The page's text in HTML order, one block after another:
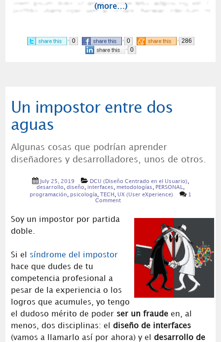
(more…)
0 0
286
0
Un impostor entre dos
aguas
Algunas cosas que podrían aprender
diseñadores y desarrolladores, unos de otros.
July 25, 2019 DCU (Diseño Centrado en el Usuario)
desarrollo
diseño interfaces metodologías PERSONAL
programación
psicología TECH UX (User eXperience)
1
Comment
Soy un impostor por partida
doble.
Si el síndrome del impostor
hace que dudes de tu
competencia profesional a
pesar de la experiencia o los
logros que acumules, yo tengo
el dudoso mérito de poder ser un fraudeen, al
menos, dos disciplinas: el diseño de interfaces
(vamos a llamarlo así por ahora) y el desarrollo de